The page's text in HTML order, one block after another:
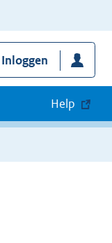
Inloggen
Help